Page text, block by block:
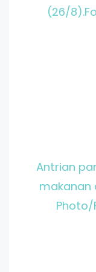
(26/
Antrian
makanan
Photo/